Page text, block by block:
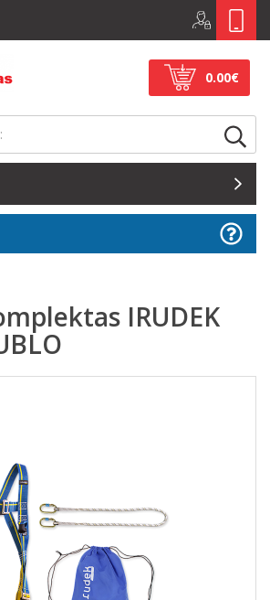
0.00€
IRUDEK